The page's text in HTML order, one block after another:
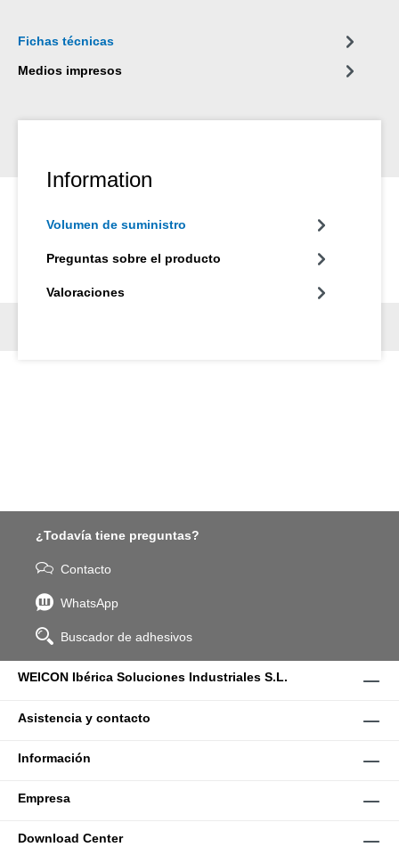
Fichas técnicas
Medios impresos
Information
Volumen de suministro
Preguntas sobre el producto
Valoraciones
¿Todavía tiene preguntas?
Contacto
WhatsApp
Buscador de adhesivos
WEICON Ibérica Soluciones Industriales S.L.
Asistencia y contacto
Información
Empresa
Download Center